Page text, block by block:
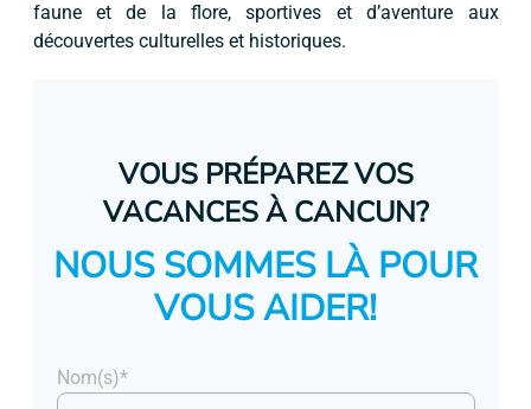
faune et de la flore, sportives et d’aventure aux
découvertes culturelles et historiques.
VOUS PRÉPAREZ VOS
VACANCES À CANCUN?
NOUS SOMMES LÀ POUR
VOUS AIDER!
Nom(s)*